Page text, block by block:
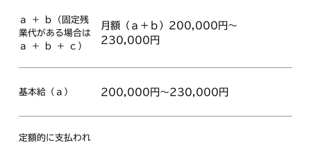
ａ ＋ ｂ（固定残
業代がある場合は
ａ ＋ ｂ ＋ ｃ）
月額（ａ＋ｂ）200,000円～
230,000円
基本給（ａ） 200,000円～230,000円
定額的に支払われ